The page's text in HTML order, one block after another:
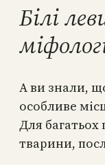
Білі
А ви знали,
особливе
Для
тварини,